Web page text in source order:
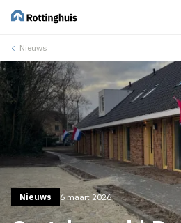
Nieuws
Nieuws 6 maart 2026